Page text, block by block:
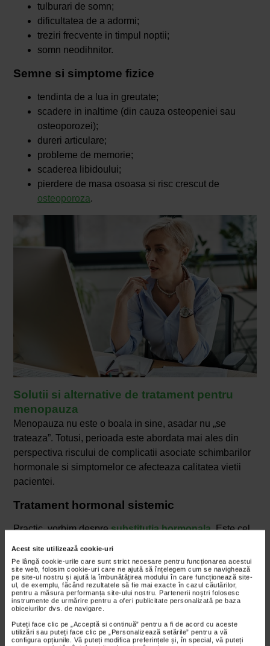
Acest site utilizează cookie-uri
Pe lângă cookie-urile care sunt strict necesare pentru funcționarea acestui
site web, folosim cookie-uri care ne ajută să înțelegem cum se navighează
pe site-ul nostru și ajută la îmbunătățirea modului în care funcționează site-
ul, de exemplu, făcând rezultatele să fie mai exacte în cazul căutărilor,
pentru a măsura performanța site-ului nostru. Partenerii noștri folosesc
instrumente de urmărire pentru a oferi publicitate personalizată pe baza
obiceiurilor dvs. de navigare.
Puteți face clic pe „Acceptă si continuă” pentru a fi de acord cu aceste
utilizări sau puteți face clic pe „Personalizează setările” pentru a vă
configura opțiunile. Vă puteți modifica preferințele și, în special, vă puteți
tulburari de somn;
dificultatea de a adormi;
treziri frecvente in timpul noptii;
somn neodihnitor.
Semne si simptome fizice
tendinta de a lua in greutate;
scadere in inaltime (din cauza osteopeniei sau
osteoporozei);
dureri articulare;
probleme de memorie;
scaderea libidoului;
pierdere de masa osoasa si risc crescut de
osteoporoza.
Solutii si alternative de tratament pentru
menopauza
Menopauza nu este o boala in sine, asadar nu „se
trateaza”. Totusi, perioada este abordata mai ales din
perspectiva riscului de complicatii asociate schimbarilor
hormonale si simptomelor ce afecteaza calitatea vietii
pacientei.
Tratament hormonal sistemic
Practic, vorbim despresubstitutia hormonala. Este cel
mai eficient pentru a reduce simptomele, pentru bufeuri si
pentru a preveni osteoporoza. Exista mai multe forme de
administrare: pastile, plasturi, geluri. Se recomanda ca
tratamentul sa inceapa inainte de varsta de 60 de ani sau
chiar in primii 10 ani dupa menopauza. Se utilizeaza in
doze minime eficiente si nu este indicat daca exista
anumite afectiuni, cum ar fi cancer, risc de tromboze.